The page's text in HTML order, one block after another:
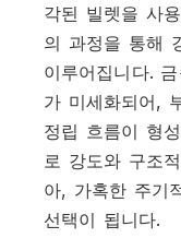
각된 빌렛을 사
의 과정을 통해
이루어집니다.
가 미세화되어,
정립 흐름이 형
로 강도와 구조
아, 가혹한 주기
선택이 됩니다.